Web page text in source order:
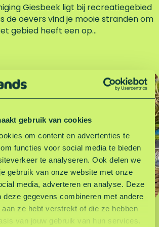
gebruik van cookies
om content en advertenties te
functies voor social media te bieden
te analyseren. Ook delen we
gebruik van onze website met onze
media, adverteren en analyse. Deze
deze gegevens combineren met andere
ze hebt verstrekt of die ze hebben
van jouw gebruik van hun services.
Giesbeek ligt bij recreatiegebied
de oevers vind je mooie stranden om
gebied heeft een op...